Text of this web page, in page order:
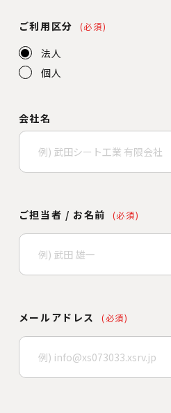
ご利用区分 (必須)
法人
個人
会社名
ご担当者 / お名前 (必須)
メールアドレス (必須)